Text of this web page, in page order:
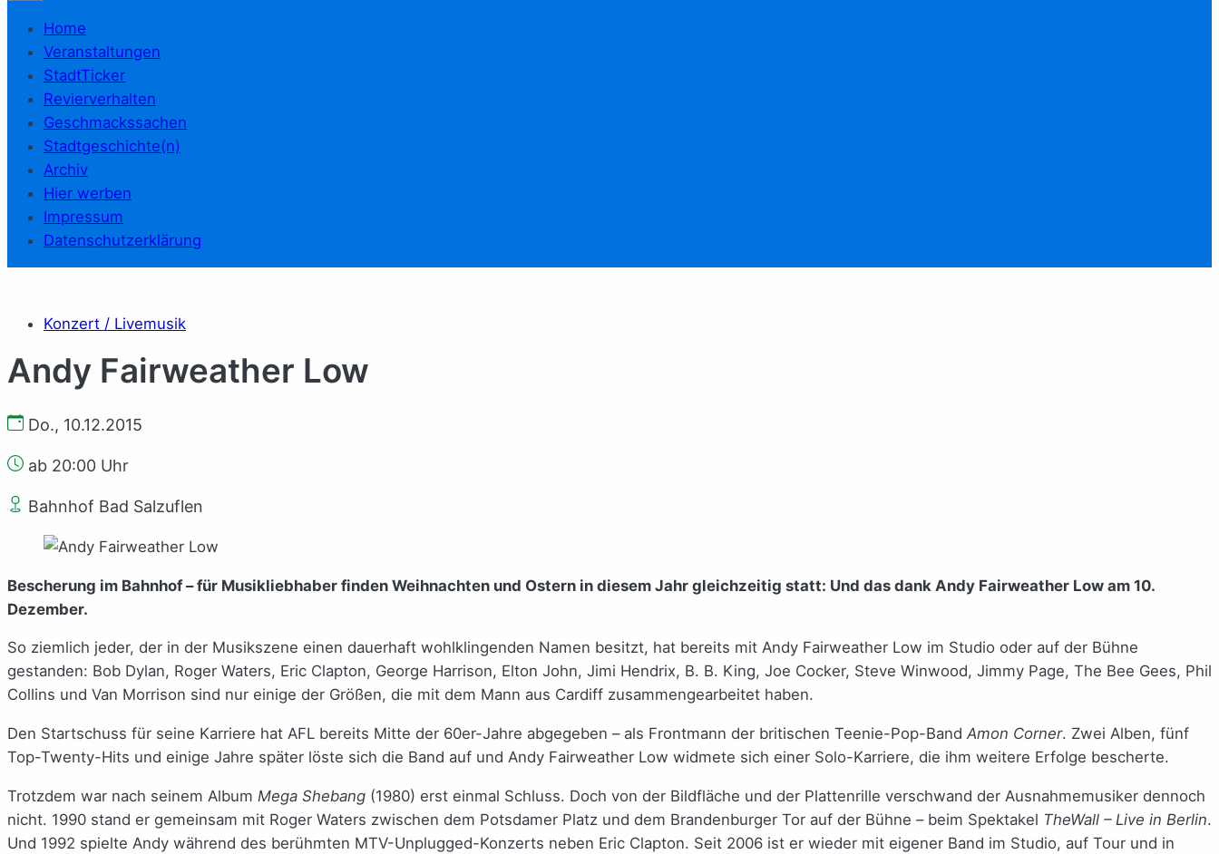
Home
Veranstaltungen
StadtTicker
Revierverhalten
Geschmackssachen
Stadtgeschichte(n)
Archiv
Hier werben
Impressum
Datenschutzerklärung
Konzert / Livemusik
Andy Fairweather Low
Do., 10.12.2015
ab 20:00 Uhr
Bahnhof Bad Salzuflen
Bescherung im Bahnhof – für Musikliebhaber finden Weihnachten und Ostern in diesem Jahr gleichzeitig statt: Und das dank Andy Fairweather Low am 10.
Dezember.
So ziemlich jeder, der in der Musikszene einen dauerhaft wohlklingenden Namen besitzt, hat bereits mit Andy Fairweather Low im Studio oder auf der Bühne
gestanden: Bob Dylan, Roger Waters, Eric Clapton, George Harrison, Elton John, Jimi Hendrix, B. B. King, Joe Cocker, Steve Winwood, Jimmy Page, The Bee Gees, Phil
Collins und Van Morrison sind nur einige der Größen, die mit dem Mann aus Cardiff zusammengearbeitet haben.
Den Startschuss für seine Karriere hat AFL bereits Mitte der 60er-Jahre abgegeben – als Frontmann der britischen Teenie-Pop-Band Amon Corner. Zwei Alben, fünf
Top-Twenty-Hits und einige Jahre später löste sich die Band auf und Andy Fairweather Low widmete sich einer Solo-Karriere, die ihm weitere Erfolge bescherte.
Trotzdem war nach seinem Album Mega Shebang (1980) erst einmal Schluss. Doch von der Bildfläche und der Plattenrille verschwand der Ausnahmemusiker dennoch
nicht. 1990 stand er gemeinsam mit Roger Waters zwischen dem Potsdamer Platz und dem Brandenburger Tor auf der Bühne – beim Spektakel TheWall – Live in Berlin.
Und 1992 spielte Andy während des berühmten MTV-Unplugged-Konzerts neben Eric Clapton. Seit 2006 ist er wieder mit eigener Band im Studio, auf Tour und in